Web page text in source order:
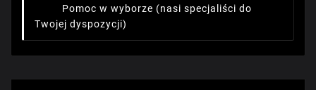
Pomoc w wyborze (nasi specjaliści do
Twojej dyspozycji)